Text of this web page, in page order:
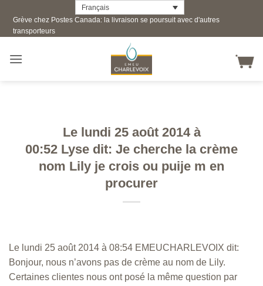
content
Français
Grève chez Postes Canada: la livraison se poursuit avec d'autres
transporteurs
Le lundi 25 août 2014 à
00:52 Lyse dit: Je cherche la crème
nom Lily je crois ou puije m en
procurer
Le lundi 25 août 2014 à 08:54 EMEUCHARLEVOIX dit:
Bonjour, nous n’avons pas de crème au nom de Lily.
Certaines clientes nous ont posé la même question par